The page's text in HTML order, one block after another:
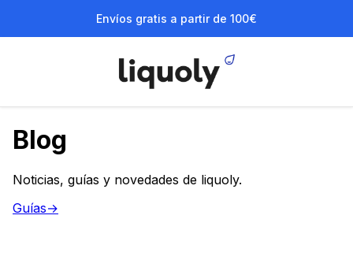
Envíos gratis a partir de 100€
Blog
Noticias, guías y novedades de liquoly.
Guías→